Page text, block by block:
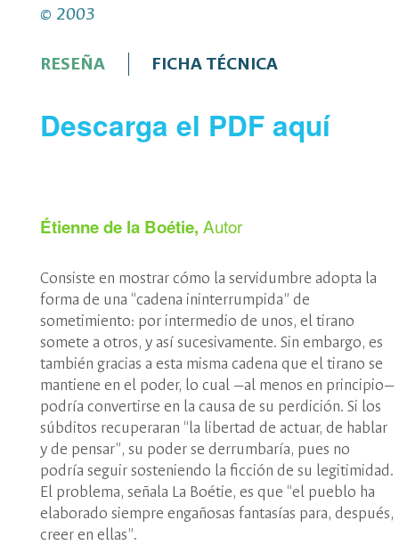
© 2003
RESEÑA FICHA TÉCNICA
Descarga el PDF aquí
Étienne de la Boétie, Autor
Consiste en mostrar cómo la servidumbre adopta la
forma de una “cadena ininterrumpida” de
sometimiento: por intermedio de unos, el tirano
somete a otros, y así sucesivamente. Sin embargo, es
también gracias a esta misma cadena que el tirano se
mantiene en el poder, lo cual —al menos en principio—
podría convertirse en la causa de su perdición. Si los
súbditos recuperaran “la libertad de actuar, de hablar
y de pensar”, su poder se derrumbaría, pues no
podría seguir sosteniendo la ficción de su legitimidad.
El problema, señala La Boétie, es que “el pueblo ha
elaborado siempre engañosas fantasías para, después,
creer en ellas”.